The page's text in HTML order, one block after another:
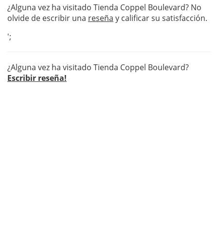
¿Alguna vez ha visitado Tienda Coppel Boulevard? No
olvide de escribir una reseña y calificar su satisfacción.
';
¿Alguna vez ha visitado Tienda Coppel Boulevard?
Escribir reseña!